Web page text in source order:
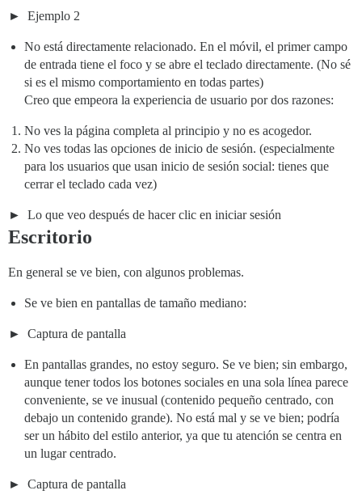
Ejemplo 2
No está directamente relacionado. En el móvil, el primer campo
de entrada tiene el foco y se abre el teclado directamente. (No sé
si es el mismo comportamiento en todas partes)
Creo que empeora la experiencia de usuario por dos razones:
No ves la página completa al principio y no es acogedor.
No ves todas las opciones de inicio de sesión. (especialmente
para los usuarios que usan inicio de sesión social: tienes que
cerrar el teclado cada vez)
Lo que veo después de hacer clic en iniciar sesión
Escritorio
En general se ve bien, con algunos problemas.
Se ve bien en pantallas de tamaño mediano:
Captura de pantalla
En pantallas grandes, no estoy seguro. Se ve bien; sin embargo,
aunque tener todos los botones sociales en una sola línea parece
conveniente, se ve inusual (contenido pequeño centrado, con
debajo un contenido grande). No está mal y se ve bien; podría
ser un hábito del estilo anterior, ya que tu atención se centra en
un lugar centrado.
Captura de pantalla